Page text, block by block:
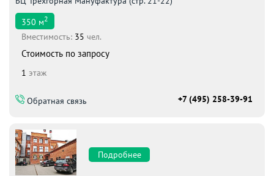
350 м2
Вместимоcть: 35 чел.
Стоимость по запросу
1 этаж
Обратная связь +7 (495) 258-39-91
Подробнее